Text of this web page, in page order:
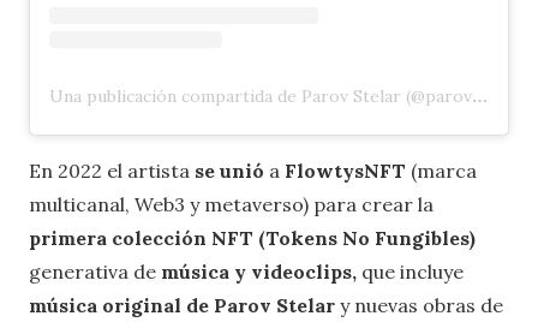
Una publicación compartida de Parov Stelar (@parovstelarofficial)
En 2022 el artista se unió a FlowtysNFT (marca
multicanal, Web3 y metaverso) para crear la
primera colección NFT (Tokens No Fungibles)
generativa de música y videoclips, que incluye
música original de Parov Stelar y nuevas obras de